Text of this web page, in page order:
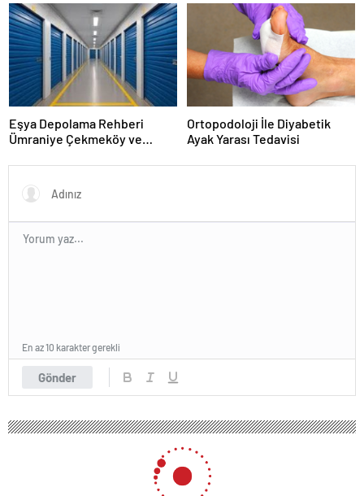
Eşya Depolama Rehberi
Ümraniye Çekmeköy ve
Ortopodoloji İle Diyabetik
Ayak Yarası Tedavisi
Gönder
En az 10 karakter gerekli